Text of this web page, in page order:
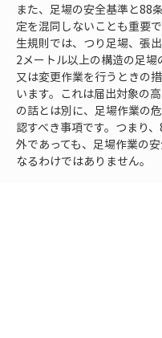
また、足場の安全基準と88
定を混同しないことも重要
生規則では、つり足場、張
2メートル以上の構造の足場
又は変更作業を行うときの
います。これは届出対象の
の話とは別に、足場作業の
認すべき事項です。つまり
外であっても、足場作業の
なるわけではありません。